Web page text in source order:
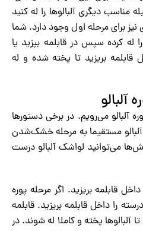
دیگری آلبالوها را له کنید
نیز برای مرحله اول وجود دارد. شما
را له کرده سپس در قابلمه بپزید یا
قابلمه بریزید تا پخته شده و له
آلبالو می‌رویم. در برخی دستورها
مستقیما به مرحله خشک‌شدن
می‌توانید لواشک آلبالو درست
داخل قابلمه بریزید. اگر مرحله پوره
را داخل قابلمه بریزید. قابلمه
آلبالوها پخته و کاملا له شوند. در